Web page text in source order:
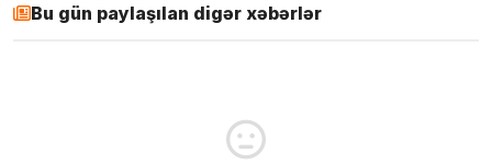
Bu gün paylaşılan digər xəbərlər